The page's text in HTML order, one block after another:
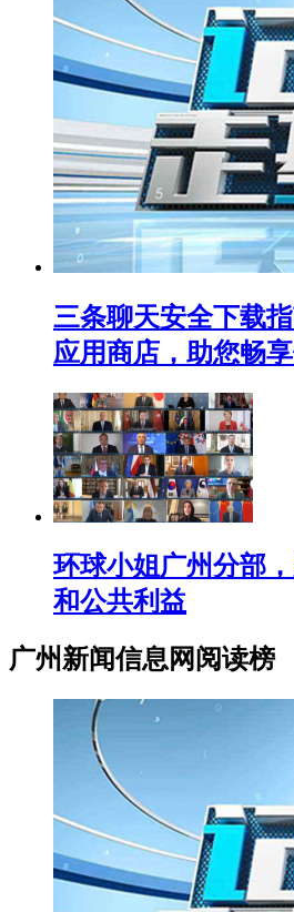
三条聊天安全下载
应用商店，助您畅
环球小姐广州分部
和公共利益
广州新闻信息网阅读榜